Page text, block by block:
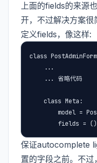
上面的fields的来源
开，不过解决方案
定义fields，像这样:
class
    ...
    ... 省略代码
    class Meta:
model =
fields = ()
保证autocomplete
置的字段之前。不